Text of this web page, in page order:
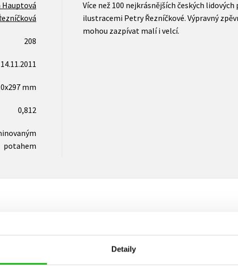
Detaily
Hauptová
208
14.11.2011
mm
0,812
potahem
Více než 100 nejkrásnějších českých
ilustracemi Petry Řezníčkové. Výpravný
mohou zazpívat malí i velcí.
Uživatelskou recenzi mohou vkládat pouze registrovaní